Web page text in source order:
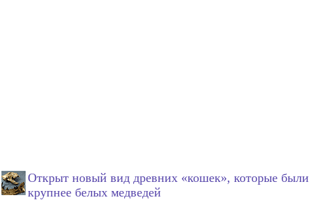
Открыт новый вид древних «кошек», которые были
крупнее белых медведей